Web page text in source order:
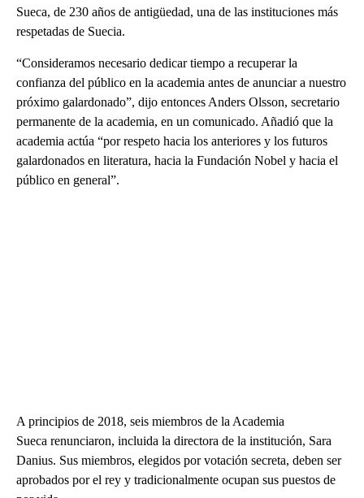
Sueca, de 230 años de antigüedad, una de las instituciones más
respetadas de Suecia.
“Consideramos necesario dedicar tiempo a recuperar la
confianza del público en la academia antes de anunciar a nuestro
próximo galardonado”, dijo entonces Anders Olsson, secretario
permanente de la academia, en un comunicado. Añadió que la
academia actúa “por respeto hacia los anteriores y los futuros
galardonados en literatura, hacia la Fundación Nobel y hacia el
público en general”.
A principios de 2018, seis miembros de la Academia
Sueca renunciaron, incluida la directora de la institución, Sara
Danius. Sus miembros, elegidos por votación secreta, deben ser
aprobados por el rey y tradicionalmente ocupan sus puestos de